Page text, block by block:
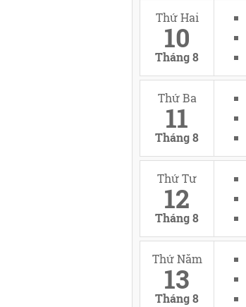
Thứ Hai
10
Tháng 8
Thứ Ba
11
Tháng 8
Thứ Tư
12
Tháng 8
Thứ Năm
13
Tháng 8